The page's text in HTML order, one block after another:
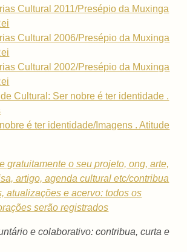
Cultural 2011/Presépio da Muxinga
Cultural 2006/Presépio da Muxinga
Cultural 2002/Presépio da Muxinga
Cultural: Ser nobre é ter identidade .
é ter identidade/Imagens . Atitude
gratuitamente o seu projeto, ong, arte,
artigo, agenda cultural etc/contribua
atualizações e acervo: todos os
serão registrados
e colaborativo: contribua, curta e